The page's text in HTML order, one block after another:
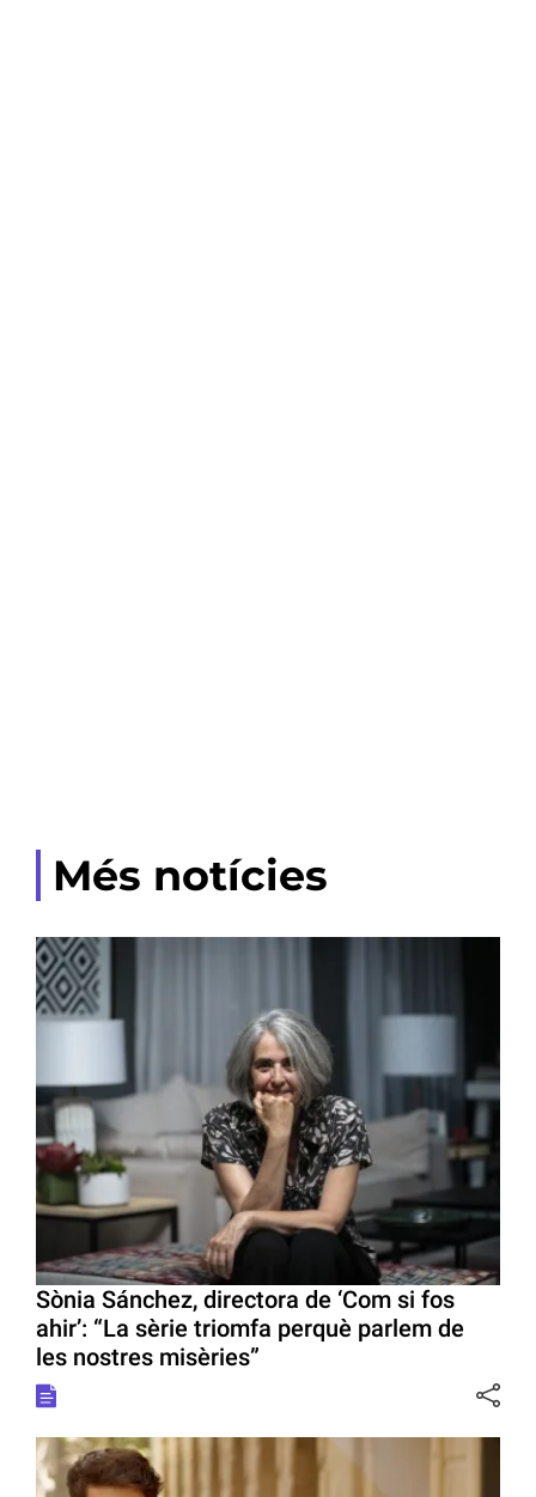
Més notícies
Sònia Sánchez, directora de ‘Com si fos
ahir’: “La sèrie triomfa perquè parlem de
les nostres misèries”